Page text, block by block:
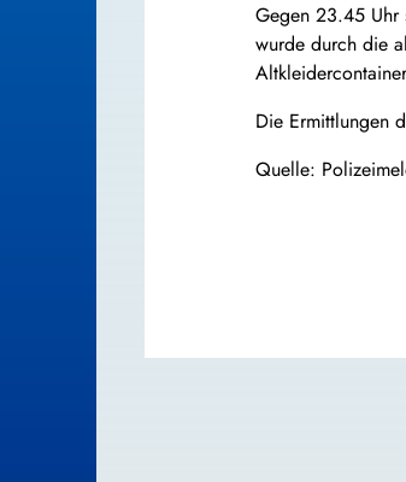
Gegen 23.45 Uhr
wurde durch die
Die Ermittlungen
Quelle: